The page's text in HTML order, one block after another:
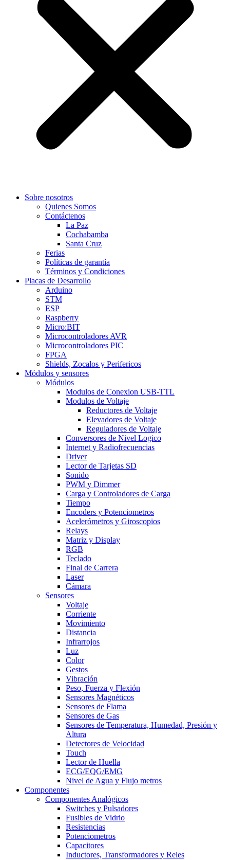
Sobre nosotros
Quienes Somos
Contáctenos
La Paz
Cochabamba
Santa Cruz
Ferias
Políticas de garantía
Términos y Condiciones
Placas de Desarrollo
Arduino
STM
ESP
Raspberry
Micro:BIT
Microcontroladores AVR
Microcontroladores PIC
FPGA
Shields, Zocalos y Perifericos
Módulos y sensores
Módulos
Modulos de Conexion USB-TTL
Modulos de Voltaje
Reductores de Voltaje
Elevadores de Voltaje
Reguladores de Voltaje
Conversores de Nivel Logico
Internet y Radiofrecuencias
Driver
Lector de Tarjetas SD
Sonido
PWM y Dimmer
Carga y Controladores de Carga
Tiempo
Encoders y Potenciometros
Acelerómetros y Giroscopios
Relays
Matriz y Display
RGB
Teclado
Final de Carrera
Laser
Cámara
Sensores
Voltaje
Corriente
Movimiento
Distancia
Infrarrojos
Luz
Color
Gestos
Vibración
Peso, Fuerza y Flexión
Sensores Magnéticos
Sensores de Flama
Sensores de Gas
Sensores de Temperatura, Humedad, Presión y
Altura
Detectores de Velocidad
Touch
Lector de Huella
ECG/EQG/EMG
Nivel de Agua y Flujo metros
Componentes
Componentes Analógicos
Switches y Pulsadores
Fusibles de Vidrio
Resistencias
Potenciometros
Capacitores
Inductores, Transformadores y Reles